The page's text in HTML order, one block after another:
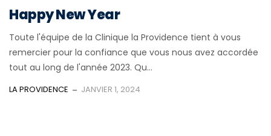
Happy New Year
Toute l'équipe de la Clinique la Providence tient à vous
remercier pour la confiance que vous nous avez accordée
tout au long de l'année 2023. Qu...
LA PROVIDENCE JANVIER 1, 2024